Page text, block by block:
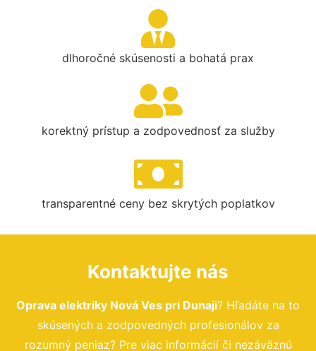
dlhoročné skúsenosti a bohatá prax
korektný prístup a zodpovednosť za služby
transparentné ceny bez skrytých poplatkov
Kontaktujte nás
Oprava elektriky Nová Ves pri Dunaji? Hľadáte na to
skúsených a zodpovedných profesionálov za
rozumný peniaz? Pre viac informácií či nezáväznú